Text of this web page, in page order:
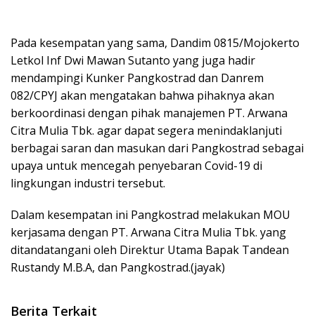
Pada kesempatan yang sama, Dandim 0815/Mojokerto
Letkol Inf Dwi Mawan Sutanto yang juga hadir
mendampingi Kunker Pangkostrad dan Danrem
082/CPYJ akan mengatakan bahwa pihaknya akan
berkoordinasi dengan pihak manajemen PT. Arwana
Citra Mulia Tbk. agar dapat segera menindaklanjuti
berbagai saran dan masukan dari Pangkostrad sebagai
upaya untuk mencegah penyebaran Covid-19 di
lingkungan industri tersebut.
Dalam kesempatan ini Pangkostrad melakukan MOU
kerjasama dengan PT. Arwana Citra Mulia Tbk. yang
ditandatangani oleh Direktur Utama Bapak Tandean
Rustandy M.B.A, dan Pangkostrad.(jayak)
Berita Terkait